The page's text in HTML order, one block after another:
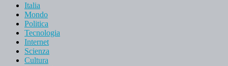
Italia
Mondo
Politica
Tecnologia
Internet
Scienza
Cultura